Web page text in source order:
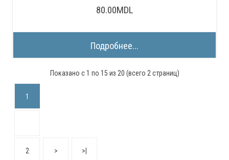
80.00MDL
Подробнее...
Показано с 1 по 15 из 20 (всего 2 страниц)
1
2 > >|